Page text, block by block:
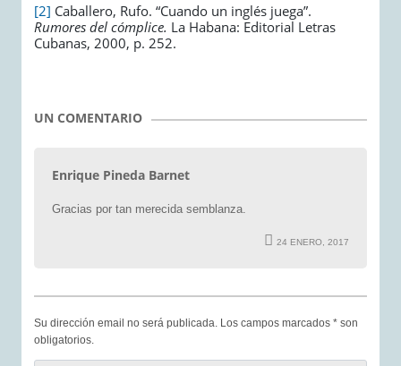
[2] Caballero, Rufo. “Cuando un inglés juega”.
Rumores del cómplice. La Habana: Editorial Letras
Cubanas, 2000, p. 252.
UN COMENTARIO
Enrique Pineda Barnet
Gracias por tan merecida semblanza.
24 ENERO, 2017
Su dirección email no será publicada. Los campos marcados * son
obligatorios.